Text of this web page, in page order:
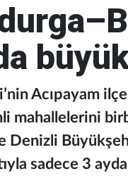
Acıpayam
mahallelerini
Denizli
sadece 3